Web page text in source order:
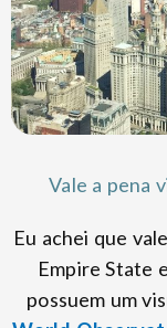
Vale a pena
Eu achei que
Empire State
possuem um